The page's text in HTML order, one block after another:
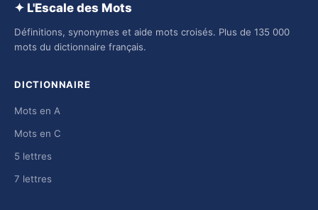
✦ L'Escale des Mots
Définitions, synonymes et aide mots croisés. Plus de 135 000
mots du dictionnaire français.
DICTIONNAIRE
Mots en A
Mots en C
5 lettres
7 lettres